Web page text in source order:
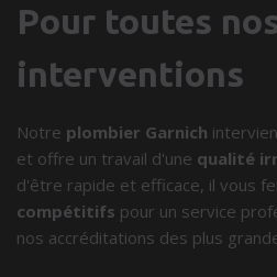
Pour toutes
interventions
Notre plombier Garnich
et offre un travail d'une qualité
d'être rapide et efficace, il vous
compétitifs pour un service
nos accréditations des plus